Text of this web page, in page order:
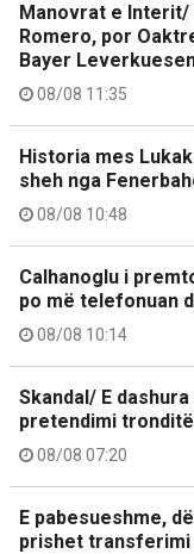
Manovrat e
Romero, por
Bayer
08/08 11:35
Historia mes
sheh nga
08/08 10:48
Calhanoglu i
po më telefonuan
08/08 10:14
Skandal/ E
pretendimi
08/08 07:20
E pabesueshme,
prishet transferimi